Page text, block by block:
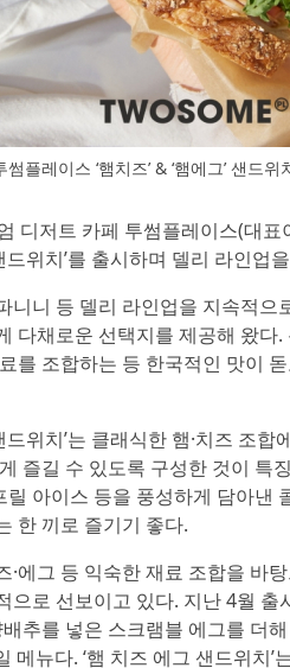
썸플레이스 ‘햄치즈’ & ‘햄에그’ 샌드
디저트 카페 투썸플레이스(대
드위치’를 출시하며 델리 라인업
니니 등 델리 라인업을 지속적
다채로운 선택지를 제공해 왔다
를 조합하는 등 한국적인 맛이
드위치’는 클래식한 햄·치즈 조
즐길 수 있도록 구성한 것이 특
아이스 등을 풍성하게 담아낸
한 끼로 즐기기 좋다.
·에그 등 익숙한 재료 조합을 바
로 선보이고 있다. 지난 4월 출
추를 넣은 스크램블 에그를 더
메뉴다. ‘햄 치즈 에그 샌드위치